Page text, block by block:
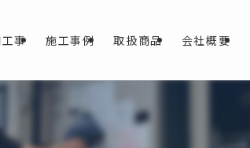
事 施工事例 取扱商品 会社概要